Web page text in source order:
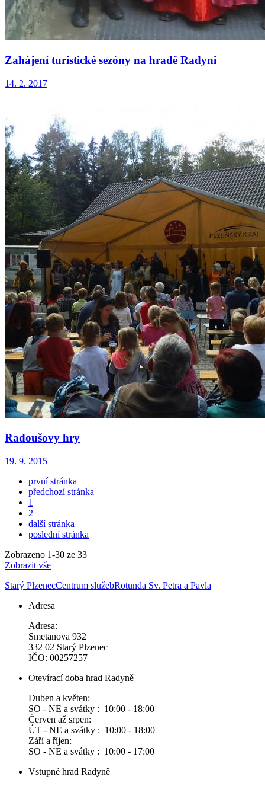
Zahájení turistické sezóny na hradě Radyni
14. 2. 2017
Radoušovy hry
19. 9. 2015
první stránka
předchozí stránka
1
2
další stránka
poslední stránka
Zobrazeno 1-30 ze 33
Zobrazit vše
Starý PlzenecCentrum služebRotunda Sv. Petra a Pavla
Adresa
Adresa:
Smetanova 932
332 02 Starý Plzenec
IČO: 00257257
Otevírací doba hrad Radyně
Duben a květen:
SO - NE a svátky : 10:00 - 18:00
Červen až srpen:
ÚT - NE a svátky : 10:00 - 18:00
Září a říjen:
SO - NE a svátky : 10:00 - 17:00
Vstupné hrad Radyně